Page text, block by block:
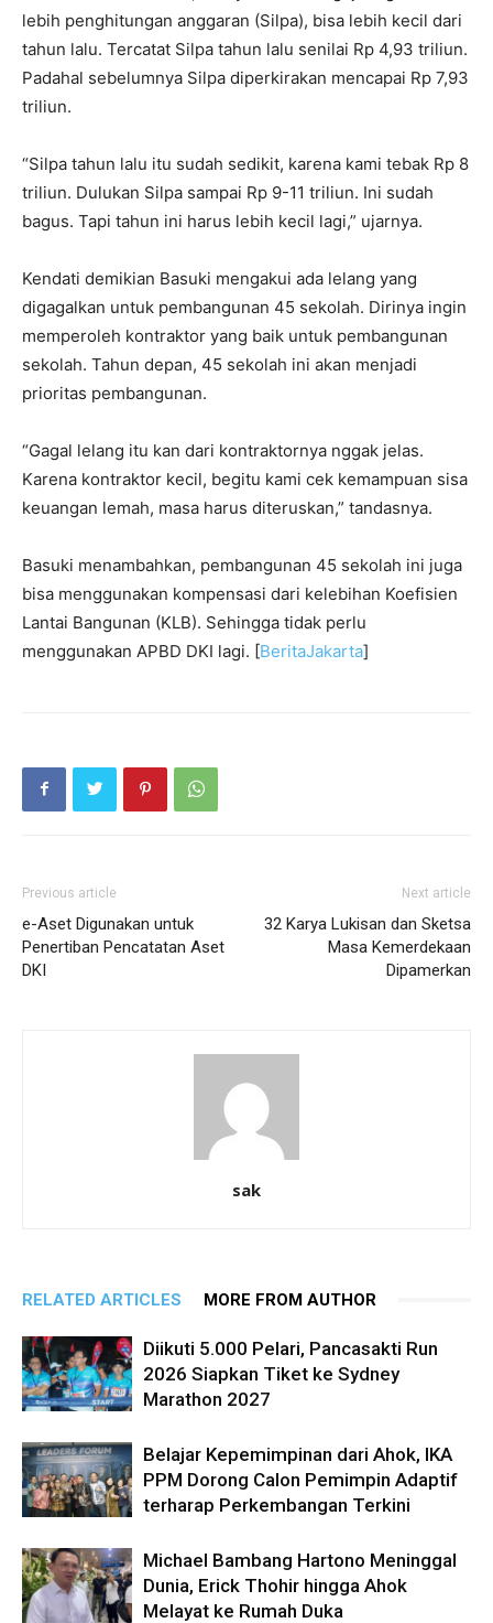
lebih penghitungan anggaran (Silpa), bisa lebih kecil dari
tahun lalu. Tercatat Silpa tahun lalu senilai Rp 4,93 triliun.
Padahal sebelumnya Silpa diperkirakan mencapai Rp 7,93
triliun.
“Silpa tahun lalu itu sudah sedikit, karena kami tebak Rp 8
triliun. Dulukan Silpa sampai Rp 9-11 triliun. Ini sudah
bagus. Tapi tahun ini harus lebih kecil lagi,” ujarnya.
Kendati demikian Basuki mengakui ada lelang yang
digagalkan untuk pembangunan 45 sekolah. Dirinya ingin
memperoleh kontraktor yang baik untuk pembangunan
sekolah. Tahun depan, 45 sekolah ini akan menjadi
prioritas pembangunan.
“Gagal lelang itu kan dari kontraktornya nggak jelas.
Karena kontraktor kecil, begitu kami cek kemampuan sisa
keuangan lemah, masa harus diteruskan,” tandasnya.
Basuki menambahkan, pembangunan 45 sekolah ini juga
bisa menggunakan kompensasi dari kelebihan Koefisien
Lantai Bangunan (KLB). Sehingga tidak perlu
menggunakan APBD DKI lagi. [BeritaJakarta]
Previous article
e-Aset Digunakan untuk
Penertiban Pencatatan Aset
DKI
Next article
32 Karya Lukisan dan Sketsa
Masa Kemerdekaan
Dipamerkan
sak
RELATED ARTICLES MORE FROM AUTHOR
Diikuti 5.000 Pelari, Pancasakti Run
2026 Siapkan Tiket ke Sydney
Marathon 2027
Belajar Kepemimpinan dari Ahok, IKA
PPM Dorong Calon Pemimpin Adaptif
terharap Perkembangan Terkini
Michael Bambang Hartono Meninggal
Dunia, Erick Thohir hingga Ahok
Melayat ke Rumah Duka